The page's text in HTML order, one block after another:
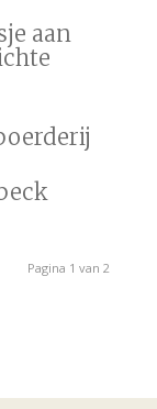
aan
Pagina 1 van 2